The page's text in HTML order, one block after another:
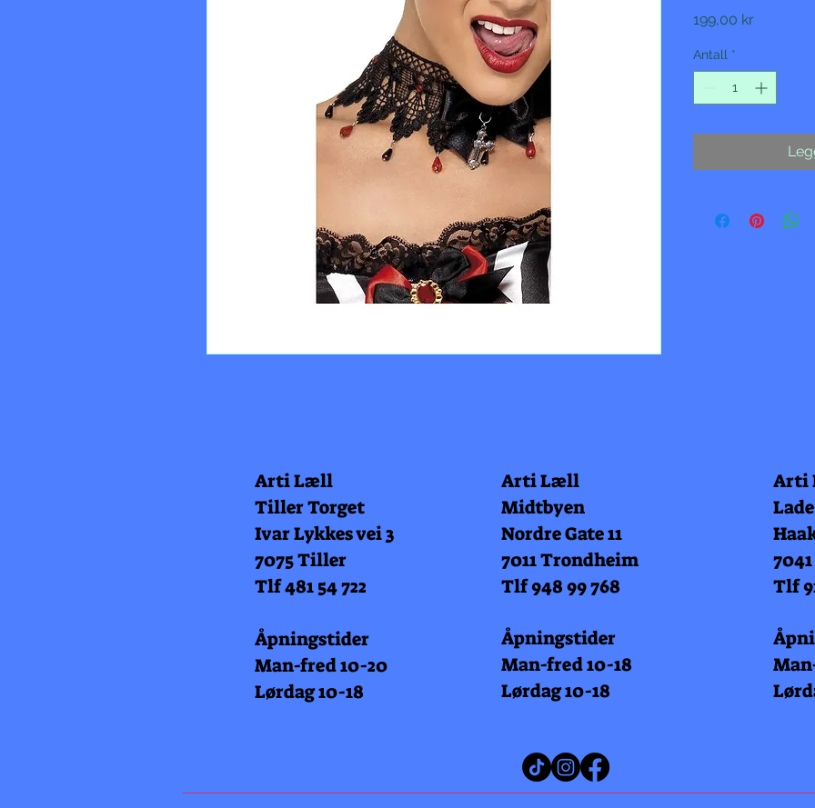
199,00 krPris
Antall *
Arti Læll
Tiller Torget
Ivar Lykkes vei 3
7075 Tiller
Tlf 481 54 722
Åpningstider
Man-fred 10-20
Lørdag 10-18
Arti Læll
Midtbyen
Nordre Gate 11
7011 Trondheim
Tlf 948 99 768
Åpningstider
Man-fred 10-18
Lørdag 10-18
Arti
Tlf